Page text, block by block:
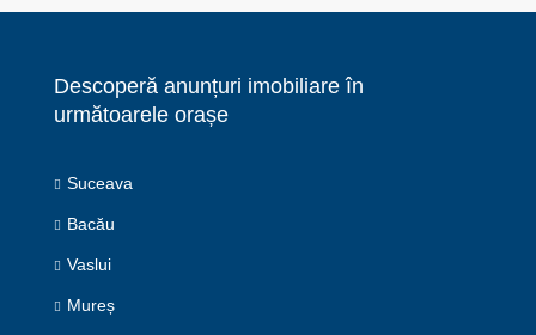
Descoperă anunțuri imobiliare în
următoarele orașe
Suceava
Bacău
Vaslui
Mureș